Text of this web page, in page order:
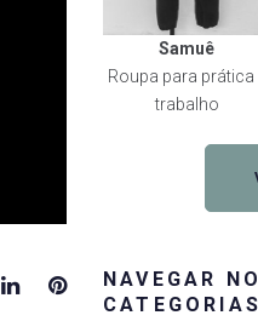
LinkedInPinterest
Samuê
Roupa para prática
trabalho
NAVEGAR
CATEGORIAS